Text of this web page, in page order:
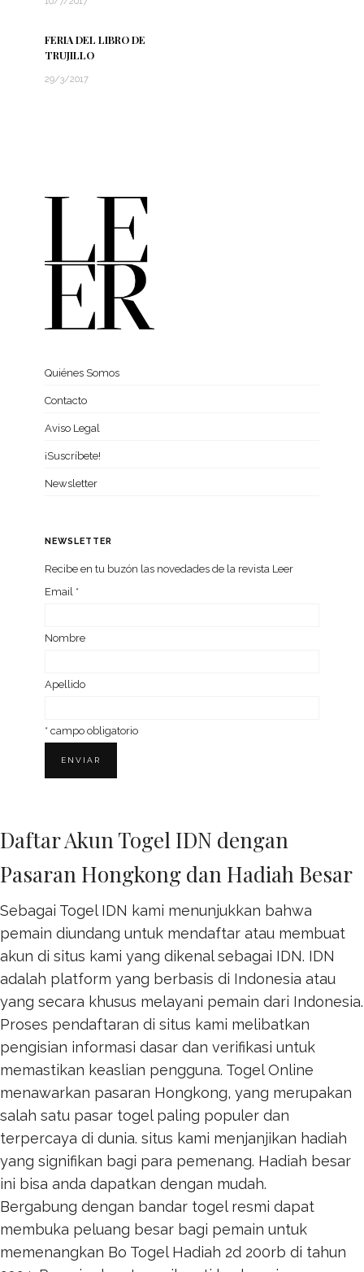
FERIA DEL LIBRO DE
TRUJILLO
29/3/2017
Quiénes Somos
Contacto
Aviso Legal
¡Suscríbete!
Newsletter
NEWSLETTER
Recibe en tu buzón las nove­da­des de la revista Leer
Email *
Nom­bre
Ape­llido
* campo obligatorio
Daftar Akun Togel IDN dengan
Pasaran Hongkong dan Hadiah Besar
Sebagai Togel IDN kami menunjukkan bahwa
pemain diundang untuk mendaftar atau membuat
akun di situs kami yang dikenal sebagai IDN. IDN
adalah platform yang berbasis di Indonesia atau
yang secara khusus melayani pemain dari Indonesia.
Proses pendaftaran di situs kami melibatkan
pengisian informasi dasar dan verifikasi untuk
memastikan keaslian pengguna. Togel Online
menawarkan pasaran Hongkong, yang merupakan
salah satu pasar togel paling populer dan
terpercaya di dunia. situs kami menjanjikan hadiah
yang signifikan bagi para pemenang. Hadiah besar
ini bisa anda dapatkan dengan mudah.
Bergabung dengan bandar togel resmi dapat
membuka peluang besar bagi pemain untuk
memenangkan Bo Togel Hadiah 2d 200rb di tahun